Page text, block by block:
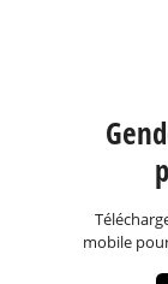
mobile